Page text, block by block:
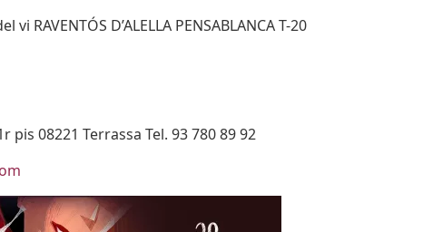
RAVENTÓS D’ALELLA PENSABLANCA T-20
pis 08221 Terrassa Tel. 93 780 89 92